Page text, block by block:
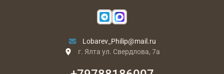
Lobarev_Philip@mail.ru
г. Ялта ул. Свердлова, 7а